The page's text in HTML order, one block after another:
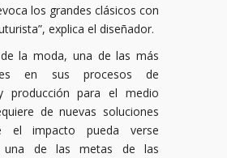
los grandes clásicos con
explica el diseñador.
la moda, una de las más
en sus procesos de
producción para el medio
de nuevas soluciones
el impacto pueda verse
una de las metas de las